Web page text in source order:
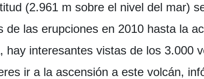
(2.961 m sobre el nivel del mar)
de las erupciones en 2010 hasta la
hay interesantes vistas de los 3.000
ir a la ascensión a este volcán,